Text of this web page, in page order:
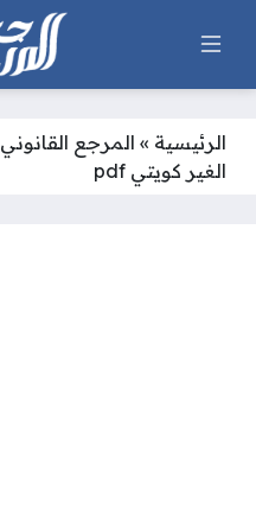
الرئيسية » المرجع القانوني
الغير كويتي pdf